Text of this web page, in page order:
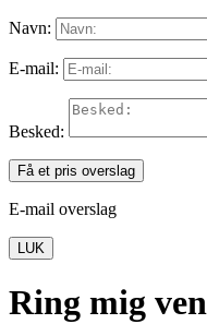
Navn:
E-mail:
Besked:
Få et pris overslag
E-mail overslag
LUK
Ring mig